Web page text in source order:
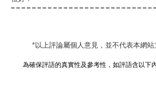
*以上評論屬個人意見，並不代表本網
為確保評語的真實性及參考性，如評語含以下